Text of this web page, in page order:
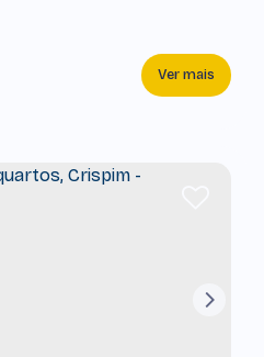
Ver mais